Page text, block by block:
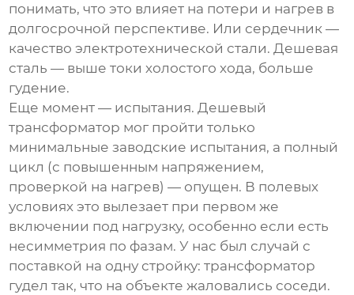
понимать, что это влияет на потери и нагрев в
долгосрочной перспективе. Или сердечник —
качество электротехнической стали. Дешевая
сталь — выше токи холостого хода, больше
гудение.
Еще момент — испытания. Дешевый
трансформатор мог пройти только
минимальные заводские испытания, а полный
цикл (с повышенным напряжением,
проверкой на нагрев) — опущен. В полевых
условиях это вылезает при первом же
включении под нагрузку, особенно если есть
несимметрия по фазам. У нас был случай с
поставкой на одну стройку: трансформатор
гудел так, что на объекте жаловались соседи.